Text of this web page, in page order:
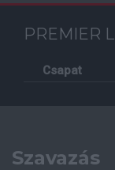
PREMIER
Csapat
Szavazás